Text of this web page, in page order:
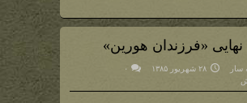
«فرزندان هورین»
سار ۲۸ شهریور ۱۳۸۵
۰